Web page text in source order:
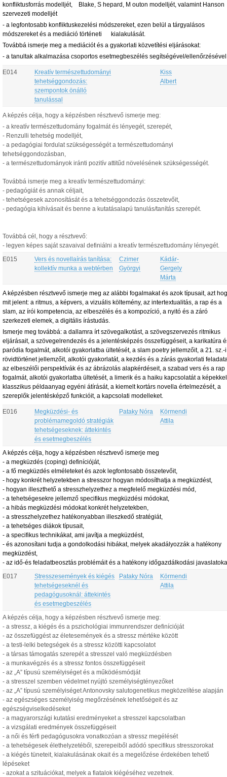
konfliktusforrás modelljét, Blake, S hepard, M outon modelljét, valamint Hanson
szervezeti modelljét
- a legfontosabb konfliktuskezelési módszereket, ezen belül a tárgyalásos
módszereket és a mediáció történeti kialakulását.
Továbbá ismerje meg a mediációt és a gyakorlati közvetítési eljárásokat:
- a tanultak alkalmazása csoportos esetmegbeszélés segítségével/
E014
Kreatív természettudományi
tehetséggondozás:
szempontok önálló
tanulással
Kiss
Albert
A képzés célja, hogy a képzésben résztvevő ismerje meg:
- a kreatív természettudomány fogalmát és lényegét, szerepét,
- Renzulli tehetség modelljét,
- a pedagógiai fordulat szükségességét a természettudományi
tehetséggondozásban,
- a természettudományok iránti pozitív attitűd növelésének szükségességét.
Továbbá ismerje meg a kreatív természettudományi:
- pedagógiát és annak céljait,
- tehetségesek azonosítását és a tehetséggondozás összetevőit,
- pedagógia kihívásait és benne a kutatásalapú tanulás/tanítás szerepét.
Továbbá cél, hogy a résztvevő:
- legyen képes saját szavaival definiálni a kreatív természettudomány lényegét.
E015
Vers és novellaírás tanítása:
kollektív munka a webtérben
Czimer
Györgyi
Kádár-
Gergely
Márta
A képzésben résztvevő ismerje meg az alábbi fogalmakat és azok típusait, azt
mit jelent: a ritmus, a képvers, a vizuális költemény, az intertextualitás, a rap és a
slam, az írói kompetencia, az elbeszélés és a kompozíció, a nyitó és a záró
szerkezeti elemek, a digitális írástudás.
Ismerje meg továbbá: a dallamra írt szövegalkotást, a szövegszervezés ritmikus
eljárásait, a szövegelrendezés és a jelentésképzés összefüggéseit, a karikatúra
paródia fogalmát, alkotói gyakorlatba ültetését, a slam poetry jellemzőit, a 21. sz.-i
rövidtörténet jellemzőit, alkotói gyakorlatát, a kezdés és a zárás gyakorlati
az elbeszélői perspektívák és az ábrázolás alapkérdéseit, a szabad vers és a rap
fogalmát, alkotói gyakorlatba ültetését, a limerik és a haiku kapcsolatát a
klasszikus példaanyag egyéni átírását, a kiemelt kortárs novella értelmezését, a
szereplők jelentésképző funkcióit, a kapcsolati modelleket.
E016
Megküzdési- és
problémamegoldó stratégiák
tehetségeseknek: áttekintés
és esetmegbeszélés
Pataky Nóra
Körmendi
Attila
A képzés célja, hogy a képzésben résztvevő ismerje meg
- a megküzdés (coping) definícióját,
- a fő megküzdés elméleteket és azok legfontosabb összetevőit,
- hogy konkrét helyzetekben a stresszor hogyan módosíthatja a megküzdést,
- hogyan illeszthető a stresszhelyzethez a megfelelő megküzdési mód,
- a tehetségesekre jellemző specifikus megküzdési módokat,
- a hibás megküzdési módokat konkrét helyzetekben,
- a stresszhelyzethez hatékonyabban illeszkedő stratégiát,
- a tehetséges diákok típusait,
- a specifikus technikákat, ami javítja a megküzdést,
- és azonosítani tudja a gondolkodási hibákat, melyek akadályozzák a hatékony
megküzdést,
- az idő-és feladatbeosztás problémáit és a hatékony időgazdálkodási
E017
Stresszesemények és kiégés
tehetségeseknél és
pedagógusoknál: áttekintés
és esetmegbeszélés
Pataky Nóra
Körmendi
Attila
A képzés célja, hogy a képzésben résztvevő ismerje meg:
- a stressz, a kiégés és a pszichológiai immunrendszer definícióját
- az összefüggést az életesemények és a stressz mértéke között
- a testi-lelki betegségek és a stressz közötti kapcsolatot
- a társas támogatás szerepét a stresszel való megküzdésben
- a munkavégzés és a stressz fontos összefüggéseit
- az „A” típusú személyiséget és a működésmódját
- a stresszel szemben védelmet nyújtó személyiségtényezőket
- az „A” típusú személyiséget Antonovsky salutogenetikus megközelítése alapján
- az egészséges személyiség megőrzésének lehetőségeit és az
egészségviselkedéseket
- a magyarországi kutatási eredményeket a stresszel kapcsolatban
- a vizsgálati eredmények összefüggéseit
- a női és férfi pedagógusokra vonatkozóan a stressz megélését
- a tehetségesek élethelyzetéből, szerepeiből adódó specifikus stresszorokat
- a kiégés tüneteit, kialakulásának okait és a megelőzése érdekében tehető
lépéseket
- azokat a szituációkat, melyek a fiatalok kiégéséhez vezetnek.